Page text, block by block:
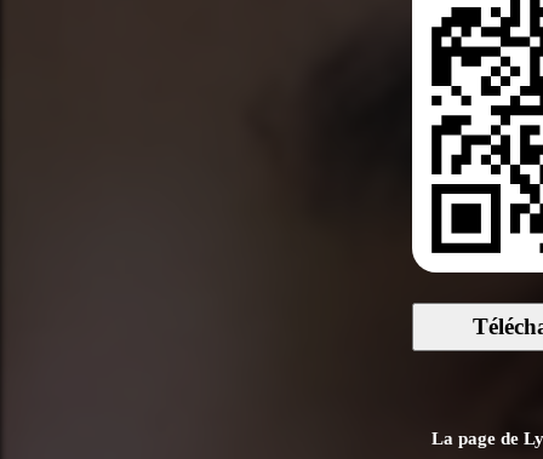
La page de